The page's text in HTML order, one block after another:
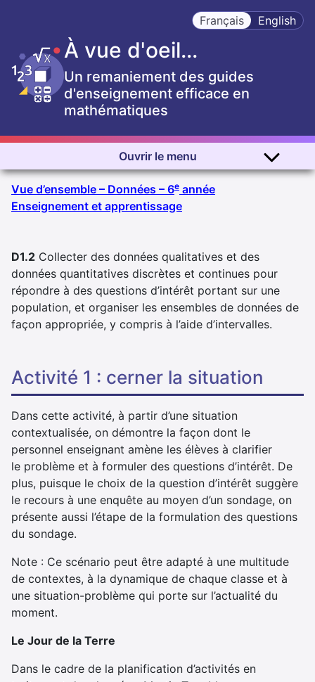
À vue d'oeil...
Un remaniement des guides
d'enseignement efficace en
mathématiques
Français English
Ouvrir le menu
Vue d’ensemble – Données – 6e année
Enseignement et apprentissage
D1.2 Collecter des données qualitatives et des
données quantitatives discrètes et continues pour
répondre à des questions d’intérêt portant sur une
population, et organiser les ensembles de données de
façon appropriée, y compris à l’aide d’intervalles.
activité 1 : cerner la situation
Dans cette activité, à partir d’une situation
contextualisée, on démontre la façon dont le
personnel enseignant amène les élèves à clarifier
le problème et à formuler des questions d’intérêt. De
plus, puisque le choix de la question d’intérêt suggère
le recours à une enquête au moyen d’un sondage, on
présente aussi l’étape de la formulation des questions
du sondage.
Note : Ce scénario peut être adapté à une multitude
de contextes, à la dynamique de chaque classe et à
une situation-problème qui porte sur l’actualité du
moment.
Le Jour de la Terre
Dans le cadre de la planification d’activités en